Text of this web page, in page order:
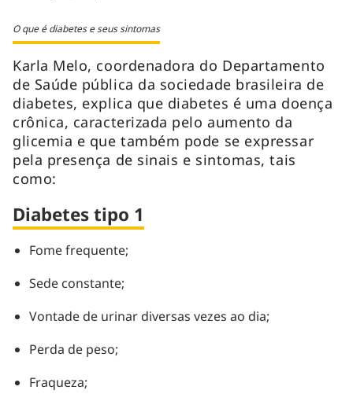
O que é diabetes e seus sintomas
Karla Melo, coordenadora do Departamento
de Saúde pública da sociedade brasileira de
diabetes, explica que diabetes é uma doença
crônica, caracterizada pelo aumento da
glicemia e que também pode se expressar
pela presença de sinais e sintomas, tais
como:
Diabetes tipo 1
Fome frequente;
Sede constante;
Vontade de urinar diversas vezes ao dia;
Perda de peso;
Fraqueza;